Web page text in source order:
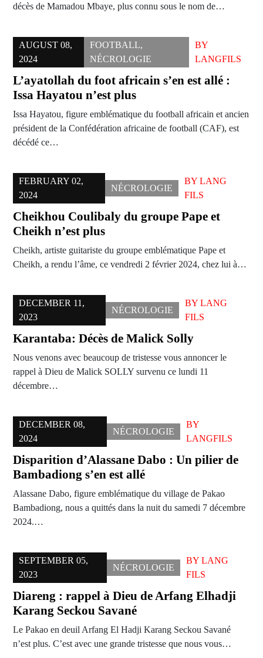
décès de Mamadou Mbaye, plus connu sous le nom de…
AUGUST 08,
2024
FOOTBALL,
NÉCROLOGIE
BY
LANGFILS
L’ayatollah du foot africain s’en est allé :
Issa Hayatou n’est plus
Issa Hayatou, figure emblématique du football africain et ancien
président de la Confédération africaine de football (CAF), est
décédé ce…
FEBRUARY 02,
2024
NÉCROLOGIE
BY LANG
FILS
Cheikhou Coulibaly du groupe Pape et
Cheikh n’est plus
Cheikh, artiste guitariste du groupe emblématique Pape et
Cheikh, a rendu l’âme, ce vendredi 2 février 2024, chez lui à…
DECEMBER 11,
2023
NÉCROLOGIE
BY LANG
FILS
Karantaba: Décès de Malick Solly
Nous venons avec beaucoup de tristesse vous annoncer le
rappel à Dieu de Malick SOLLY survenu ce lundi 11
décembre…
DECEMBER 08,
2024
NÉCROLOGIE
BY
LANGFILS
Disparition d’Alassane Dabo : Un pilier de
Bambadiong s’en est allé
Alassane Dabo, figure emblématique du village de Pakao
Bambadiong, nous a quittés dans la nuit du samedi 7 décembre
2024.…
SEPTEMBER 05,
2023
NÉCROLOGIE
BY LANG
FILS
Diareng : rappel à Dieu de Arfang Elhadji
Karang Seckou Savané
Le Pakao en deuil Arfang El Hadji Karang Seckou Savané
n’est plus. C’est avec une grande tristesse que nous vous…